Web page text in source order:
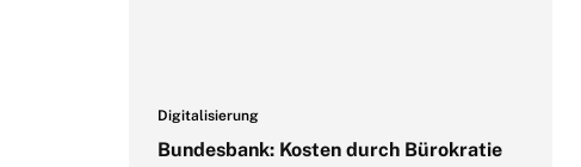
Digitalisierung
Bundesbank: Kosten durch Bürokratie